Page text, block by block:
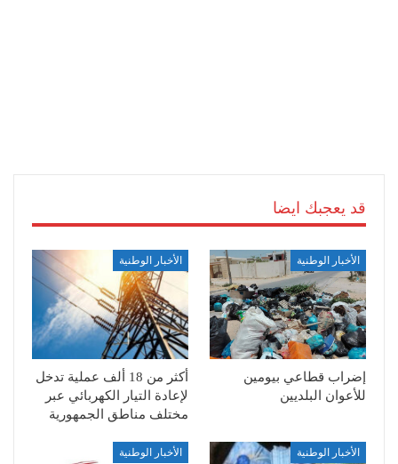
قد يعجبك ايضا
الأخبار الوطنية
إضراب قطاعي بيومين
للأعوان البلديين
الأخبار الوطنية
أكثر من 18 ألف عملية تدخل
لإعادة التيار الكهربائي عبر
مختلف مناطق الجمهورية
الأخبار الوطنية الأخبار الوطنية